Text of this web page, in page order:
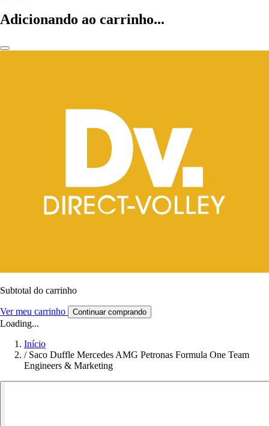
Adicionando ao carrinho...
Subtotal do carrinho
Ver meu carrinho Continuar comprando
Loading...
Início
/ Saco Duffle Mercedes AMG Petronas Formula One Team
Engineers & Marketing